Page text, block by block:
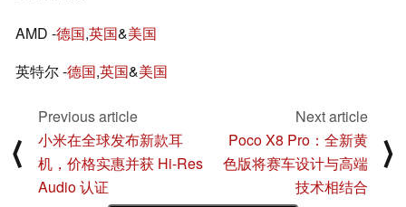
AMD -德国,英国&美国
英特尔 -德国,英国&美国
⟨
Previous article
小米在全球发布新款耳
机，价格实惠并获 Hi-Res
Audio 认证
Next article
Poco X8 Pro：全新黄
色版将赛车设计与高端
技术相结合
⟩